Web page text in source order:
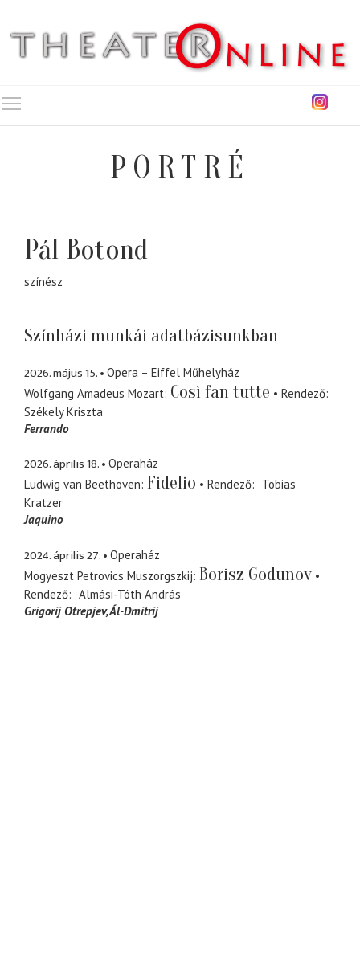
PORTRÉ
Pál Botond
színész
Színházi munkái adatbázisunkban
2026. május 15.
Opera – Eiffel Műhelyház
Wolfgang Amadeus Mozart Così fan tutte
Rendező
Székely Kriszta
Ferrando
2026. április 18.
Operaház
Ludwig van Beethoven Fidelio Rendező
Tobias
Kratzer
Jaquino
2024. április 27.
Operaház
Mogyeszt Petrovics Muszorgszkij Borisz Godunov
Rendező
Almási-Tóth András
Grigorij Otrepjev Ál-Dmitrij